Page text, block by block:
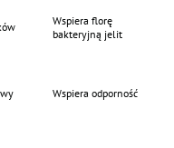
obronnych organizmu,
takich jak wapń,
dla zwierząt,
smaku ani barwników,
antyoksydantów, witamin i
błonnika.
Wspiera florę
bakteryjną jelit
Wspiera odporność